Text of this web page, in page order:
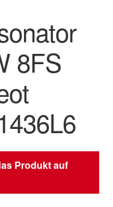
8FS
Produkt auf